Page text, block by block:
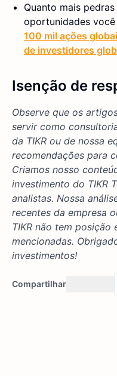
Quanto mais
oportunidades
100 mil ações
de investidores
Isenção de
Observe que os
servir como
da TIKR ou de nossa
recomendações para
Criamos nosso
investimento do TIKR
analistas. Nossa
recentes da empresa
TIKR não tem posição
mencionadas.
investimentos!
Compartilhar